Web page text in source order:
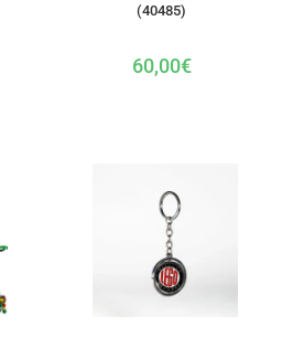
(40485)
60,00€